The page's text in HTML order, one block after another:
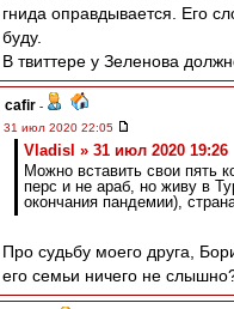
гнида оправдывается. Его
буду.
В твиттере у Зеленова
cafir -
31 июл 2020 22:05
Vladisl » 31 июл 2020 19:26
Можно вставить свои пять
перс и не араб, но живу в
окончания пандемии),
Про судьбу моего друга,
его семьи ничего не